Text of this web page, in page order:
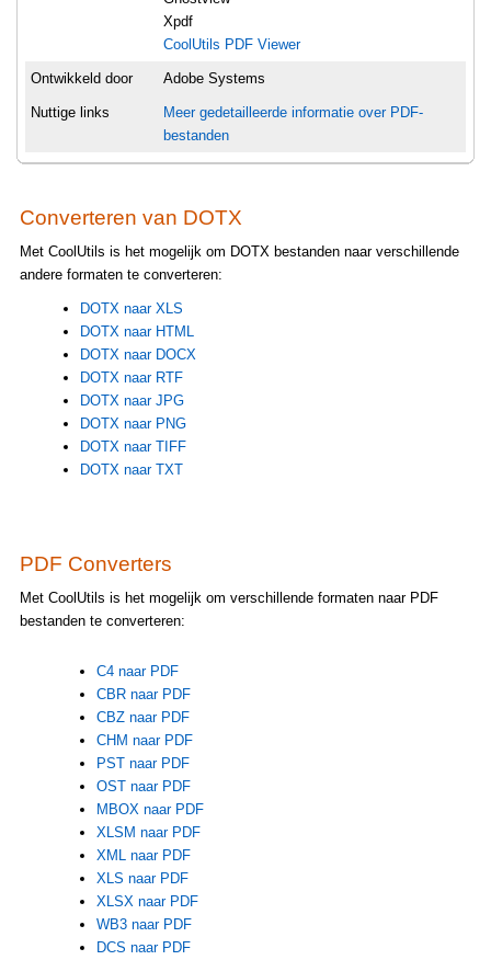
Xpdf
CoolUtils PDF Viewer
Ontwikkeld door Adobe Systems
Nuttige links
Meer gedetailleerde informatie over PDF-
bestanden
Converteren van DOTX
Met CoolUtils is het mogelijk om DOTX bestanden naar verschillende
andere formaten te converteren:
DOTX naar XLS
DOTX naar HTML
DOTX naar DOCX
DOTX naar RTF
DOTX naar JPG
DOTX naar PNG
DOTX naar TIFF
DOTX naar TXT
PDF Converters
Met CoolUtils is het mogelijk om verschillende formaten naar PDF
bestanden te converteren:
C4 naar PDF
CBR naar PDF
CBZ naar PDF
CHM naar PDF
PST naar PDF
OST naar PDF
MBOX naar PDF
XLSM naar PDF
XML naar PDF
XLS naar PDF
XLSX naar PDF
WB3 naar PDF
DCS naar PDF